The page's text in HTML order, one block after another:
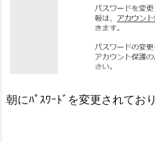
朝にﾊﾟｽﾜｰﾄﾞを変更されており